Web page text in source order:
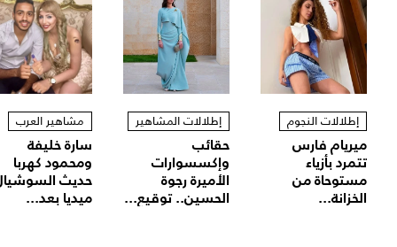
إطلالات النجوم
ميريام فارس
تتمرد بأزياء
مستوحاة من
الخزانة...
إطلالات المشاهير
حقائب
وإكسسوارات
الأميرة رجوة
الحسين.. توقيع...
مشاهير العرب
سارة خليفة
ومحمود كهربا
حديث
ميديا بعد...